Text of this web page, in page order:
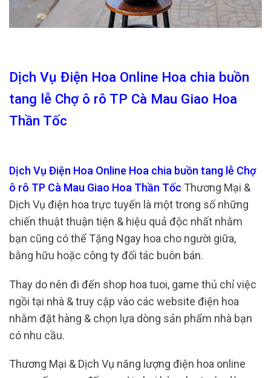
Dịch Vụ Điện Hoa Online Hoa chia buồn
tang lễ Chợ ô rô TP Cà Mau Giao Hoa
Thần Tốc
Dịch Vụ Điện Hoa Online Hoa chia buồn tang lễ Chợ
ô rô TP Cà Mau Giao Hoa Thần Tốc Thương Mại &
Dịch Vụ điện hoa trực tuyến là một trong số những
chiến thuật thuận tiện & hiệu quả độc nhất nhằm
bạn cũng có thể Tặng Ngay hoa cho người giữa,
bằng hữu hoặc công ty đối tác buôn bán.
Thay do nên đi đến shop hoa tuoi, game thủ chỉ việc
ngồi tại nhà & truy cập vào các website điện hoa
nhằm đặt hàng & chọn lựa dòng sản phẩm nhà bạn
có nhu cầu.
Thương Mại & Dịch Vụ năng lượng điện hoa online